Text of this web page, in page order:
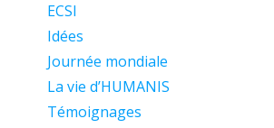
ECSI
Idées
Journée mondiale
La vie d’HUMANIS
Témoignages